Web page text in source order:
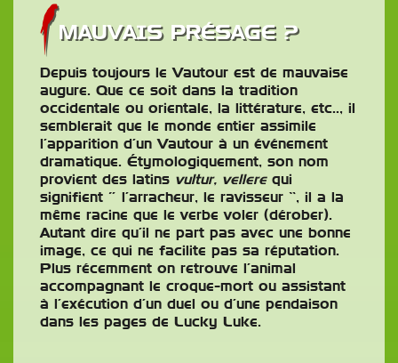
MAUVAIS PRÉSAGE ?
Depuis toujours le Vautour est de mauvaise
augure. Que ce soit dans la tradition
occidentale ou orientale, la littérature, etc.., il
semblerait que le monde entier assimile
l’apparition d’un Vautour à un événement
dramatique. Étymologiquement, son nom
provient des latins vultur, vellerequi
signifient ” l’arracheur, le ravisseur “, il a la
même racine que le verbe voler (dérober).
Autant dire qu’il ne part pas avec une bonne
image, ce qui ne facilite pas sa réputation.
Plus récemment on retrouve l’animal
accompagnant le croque-mort ou assistant
à l’exécution d’un duel ou d’une pendaison
dans les pages de Lucky Luke.